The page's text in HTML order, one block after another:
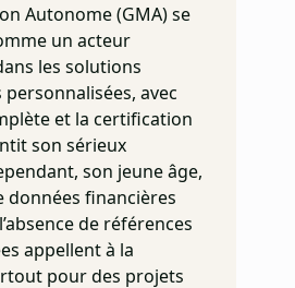
Autonome (GMA) se
un acteur
les solutions
avec
et la certification
son sérieux
son jeune âge,
données financières
de références
appellent à la
pour des projets